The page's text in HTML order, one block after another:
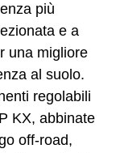
più
e a
una migliore
al suolo.
regolabili
KX, abbinate
off-road,